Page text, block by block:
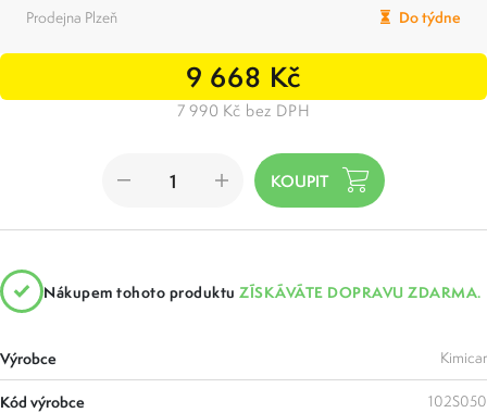
Prodejna Plzeň
Do týdne
9 668 Kč
7 990 Kč bez DPH
Nákupem tohoto produktu ZÍSKÁVÁTE DOPRAVU ZDARMA.
Výrobce Kimicar
Kód výrobce 102S050